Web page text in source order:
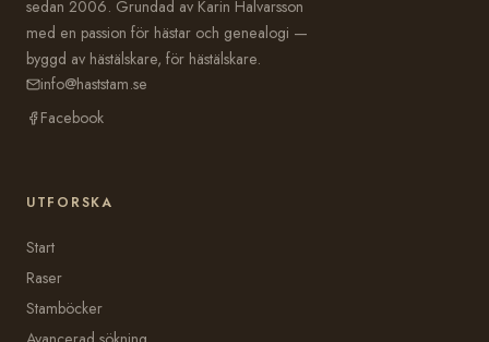
sedan 2006. Grundad av Karin Halvarsson
med en passion för hästar och genealogi —
byggd av hästälskare, för hästälskare.
info@haststam.se
Facebook
UTFORSKA
Start
Raser
Stamböcker